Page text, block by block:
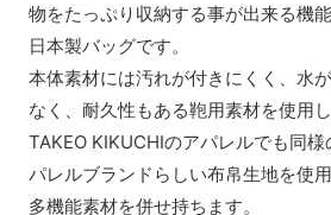
物をたっぷり収納する事が出来る機
日本製バッグです。
本体素材には汚れが付きにくく、水
なく、耐久性もある鞄用素材を使用
TAKEO KIKUCHIのアパレルでも同
パレルブランドらしい布帛生地を使
多機能素材を併せ持ちます。